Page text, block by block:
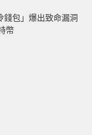
錢包」爆出致命漏洞
幣